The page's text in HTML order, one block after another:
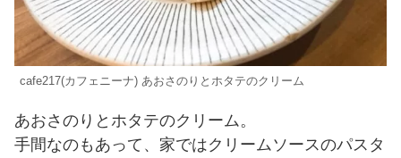
cafe217(カフェニーナ) あおさのりとホタテのクリーム
あおさのりとホタテのクリーム。
手間なのもあって、家ではクリームソースのパスタ